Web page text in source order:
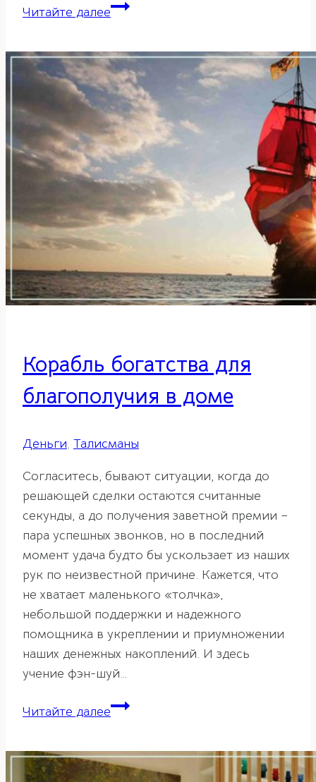
Читайте далееКак
с
хорошим
фэн-
шуй
Корабль богатства для
благополучия в доме
Деньги, Талисманы
Согласитесь, бывают ситуации, когда до
решающей сделки остаются считанные
секунды, а до получения заветной премии –
пара успешных звонков, но в последний
момент удача будто бы ускользает из наших
рук по неизвестной причине. Кажется, что
не хватает маленького «толчка»,
небольшой поддержки и надежного
помощника в укреплении и приумножении
наших денежных накоплений. И здесь
учение фэн-шуй…
Читайте далееКорабль
благополучия